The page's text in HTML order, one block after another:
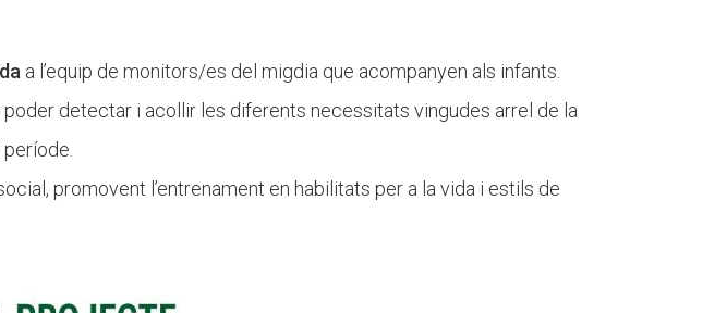
a l’equip de monitors/es del migdia que acompanyen als infants.
poder detectar i acollir les diferents necessitats vingudes arrel de la
promovent l’entrenament en habilitats per a la vida i estils de